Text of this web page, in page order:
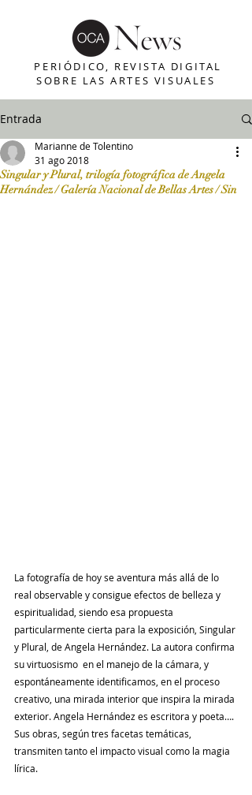
PERIÓDICO, REVISTA DIGITAL
SOBRE LAS ARTES VISUALES
Entrada
Singular y Plural, trilogía fotográfica de Angela
Hernández / Galería Nacional de Bellas Artes / Sin
Marianne de Tolentino
31 ago 2018
La fotografía de hoy se aventura más allá de lo
real observable y consigue efectos de belleza y
espiritualidad, siendo esa propuesta
particularmente cierta para la exposición, Singular
y Plural, de Angela Hernández. La autora confirma
su virtuosismo  en el manejo de la cámara, y
espontáneamente identificamos, en el proceso
creativo, una mirada interior que inspira la mirada
exterior. Angela Hernández es escritora y poeta….
Sus obras, según tres facetas temáticas,
transmiten tanto el impacto visual como la magia
lírica.